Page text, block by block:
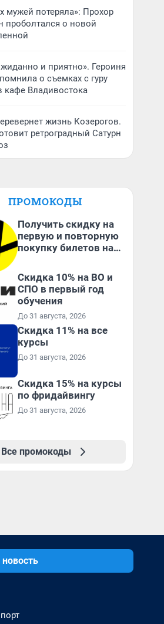
мужей потеряла»: Прохор
проболтался о новой
и приятно». Героиня
о съемках с гуру
кафе Владивостока
жизнь Козерогов.
ретроградный Сатурн
ПРОМОКОДЫ
Получить скидку на
первую и повторную
покупку билетов на
Скидка 10% на ВО и
СПО в первый год
обучения
До 31 августа, 2026
Скидка 11% на все
курсы
До 31 августа, 2026
Скидка 15% на курсы
по фридайвингу
До 31 августа, 2026
Все промокоды